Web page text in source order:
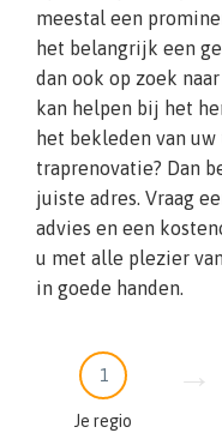
meestal een
het belangrijk een
dan ook op zoek
kan helpen bij het
het bekleden van
traprenovatie? Dan
juiste adres. Vraag
advies en een
u met alle plezier
in goede handen.
1
Je regio